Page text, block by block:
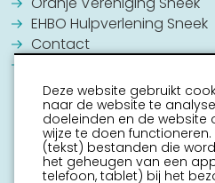
EHBO Hulpverlening Sneek
Contact
Deze website gebruikt
naar de website te
doeleinden en de website
wijze te doen functioneren.
(tekst) bestanden die
het geheugen van een
telefoon, tablet) bij het